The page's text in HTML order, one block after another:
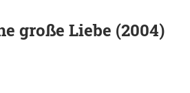
große Liebe (2004)